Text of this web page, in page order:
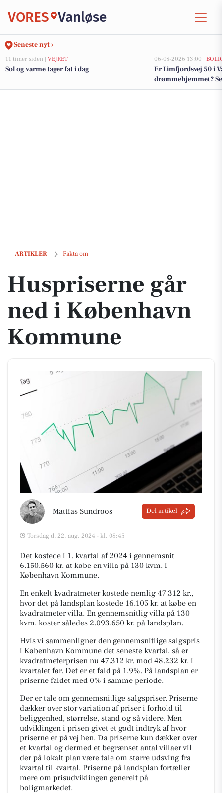
VORES Vanløse
Seneste nyt ›
11 timer siden | VEJRET
Sol og varme tager fat i dag
06-08-2026 13:00 |
Er Limfjordsvej 50 i
drømmehjemmet?
salg nu for op til
ARTIKLER Fakta om
Huspriserne går ned i København Kommune
Huspriserne går
ned i København
Kommune
Mattias Sundroos Del artikel
Torsdag d. 22. aug. 2024 - kl. 08:45
Det kostede i 1. kvartal af 2024 i gennemsnit
6.150.560 kr. at købe en villa på 130 kvm. i
København Kommune.
En enkelt kvadratmeter kostede nemlig 47.312 kr.,
hvor det på landsplan kostede 16.105 kr. at købe en
kvadratmeter villa. En gennemsnitlig villa på 130
kvm. koster således 2.093.650 kr. på landsplan.
Hvis vi sammenligner den gennemsnitlige salgspris
i København Kommune det seneste kvartal, så er
kvadratmeterprisen nu 47.312 kr. mod 48.232 kr. i
kvartalet før. Det er et fald på 1,9%. På landsplan er
priserne faldet med 0% i samme periode.
Der er tale om gennemsnitlige salgspriser. Priserne
dækker over stor variation af priser i forhold til
beliggenhed, størrelse, stand og så videre. Men
udviklingen i prisen givet et godt indtryk af hvor
priserne er på vej hen. Da priserne kun dækker over
et kvartal og dermed et begrænset antal villaer vil
der på lokalt plan være tale om større udsving fra
kvartal til kvartal. Priserne på landsplan fortæller
mere om prisudviklingen generelt på
boligmarkedet.